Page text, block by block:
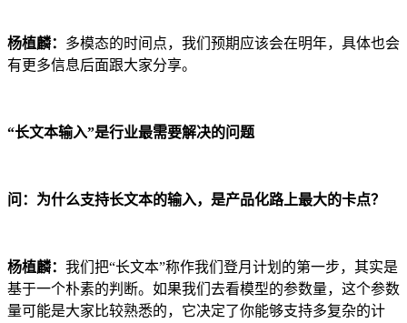
杨植麟： 多模态的时间点，我们预期应该会在明年，具体也会
有更多信息后面跟大家分享。
“长文本输入”是行业最需要解决的问题
问：为什么支持长文本的输入，是产品化路上最大的卡点？
杨植麟： 我们把“长文本”称作我们登月计划的第一步，其实是
基于一个朴素的判断。如果我们去看模型的参数量，这个参数
量可能是大家比较熟悉的，它决定了你能够支持多复杂的计